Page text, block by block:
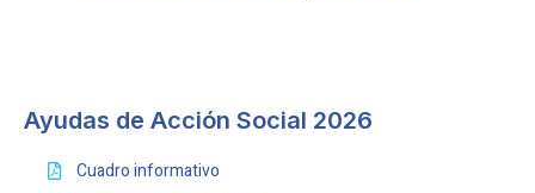
Ayudas de Acción Social 2026
Cuadro informativo